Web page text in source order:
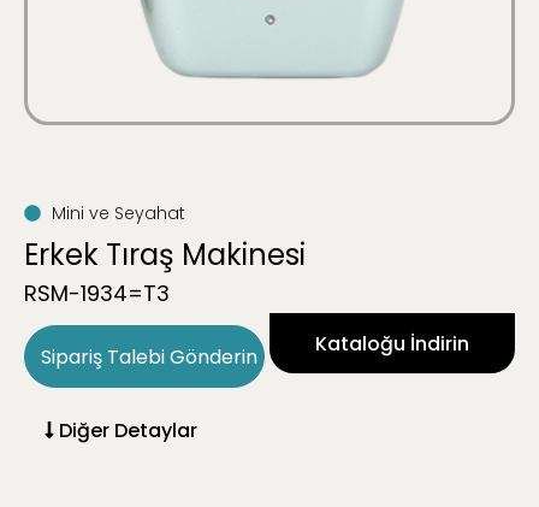
Mini ve Seyahat
Erkek Tıraş Makinesi
RSM-1934=T3
Sipariş Talebi Gönderin Kataloğu İndirin
Diğer Detaylar